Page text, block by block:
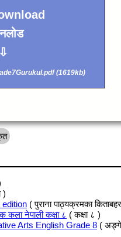
⇩
(1619kb)
)
( पुराना पाठ्यक्रमका
कला नेपाली कक्षा ८ ( कक्षा ८ )
Arts English Grade 8 (